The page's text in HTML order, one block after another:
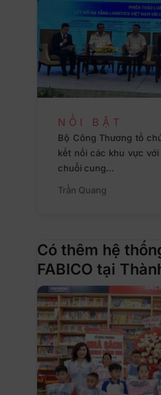
NỔI BẬT
Bộ Công Thương tổ
kết nối các khu vực
chuỗi cung…
Trần Quang
Có thêm hệ
FABICO tại